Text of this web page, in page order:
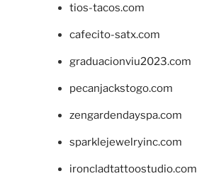
tios-tacos.com
cafecito-satx.com
graduacionviu2023.com
pecanjackstogo.com
zengardendayspa.com
sparklejewelryinc.com
ironcladtattoostudio.com